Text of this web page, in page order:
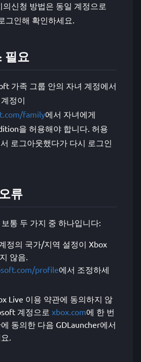
의신청 방법은 동일 계정으로
그인해 확인하세요.
필요
가족 그룹 안의 자녀 계정에서
정이
family에서 자녀에게
을 허용해야 합니다. 허용
로그아웃했다가 다시 로그인
류
통 두 가지 중 하나입니다:
정의 국가/지역 설정이 Xbox
않음.
profile에서 조정하세
Live 이용 약관에 동의하지 않
계정으로 xbox.com에 한 번
동의한 다음 GDLauncher에서
.